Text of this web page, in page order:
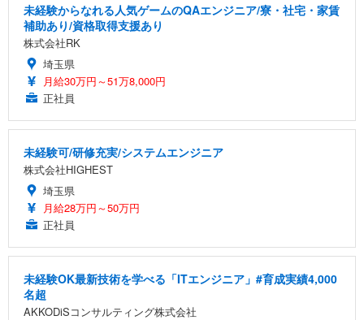
未経験からなれる人気ゲームのQAエンジニア/寮・社宅・家賃
補助あり/資格取得支援あり
株式会社RK
埼玉県
月給30万円～51万8,000円
正社員
未経験可/研修充実/システムエンジニア
株式会社HIGHEST
埼玉県
月給28万円～50万円
正社員
未経験OK最新技術を学べる「ITエンジニア」#育成実績4,000
名超
AKKODiSコンサルティング株式会社